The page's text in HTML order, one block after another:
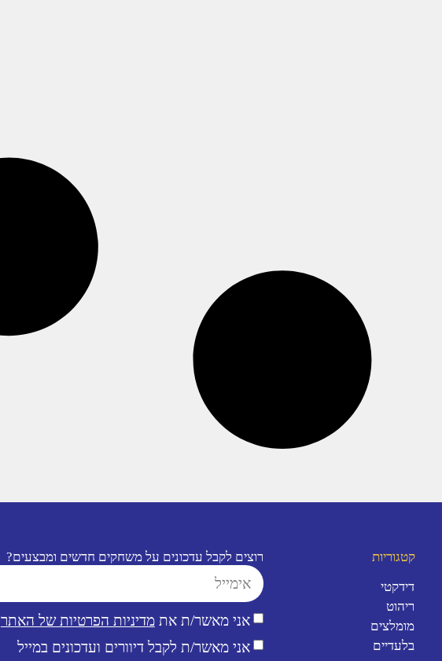
קטגוריות
דידקטי
ריהוט
מומלצים
בלעדיים
רוצים לקבל עדכונים על משחקים חדשים ומבצעים?
אני מאשר/ת אתמדיניות הפרטיות של האתר
אני מאשר/ת לקבל דיוורים ועדכונים במייל